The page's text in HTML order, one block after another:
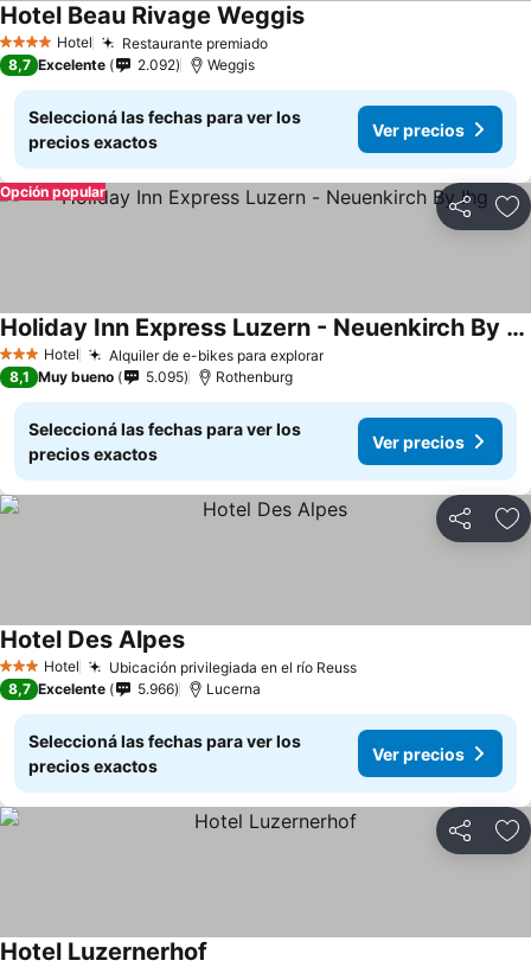
4 EstrellasHotel Restaurante premiado
Hotel Beau Rivage Weggis
8,7 Excelente 2.092 Weggis
Seleccioná las fechas para ver los
precios exactos
Ver precios
Compartir
Opción popular
3 Estrellas
Hotel Alquiler de e-bikes para explorar
Holiday Inn Express Luzern - Neuenkirch By Ihg
8,1 Muy bueno 5.095 Rothenburg
Seleccioná las fechas para ver los
precios exactos
Ver precios
Compartir
3 Estrellas
Hotel Ubicación privilegiada en el río Reuss
Hotel Des Alpes
8,7 Excelente 5.966 Lucerna
Seleccioná las fechas para ver los
precios exactos
Ver precios
Compartir
Hotel Luzernerhof